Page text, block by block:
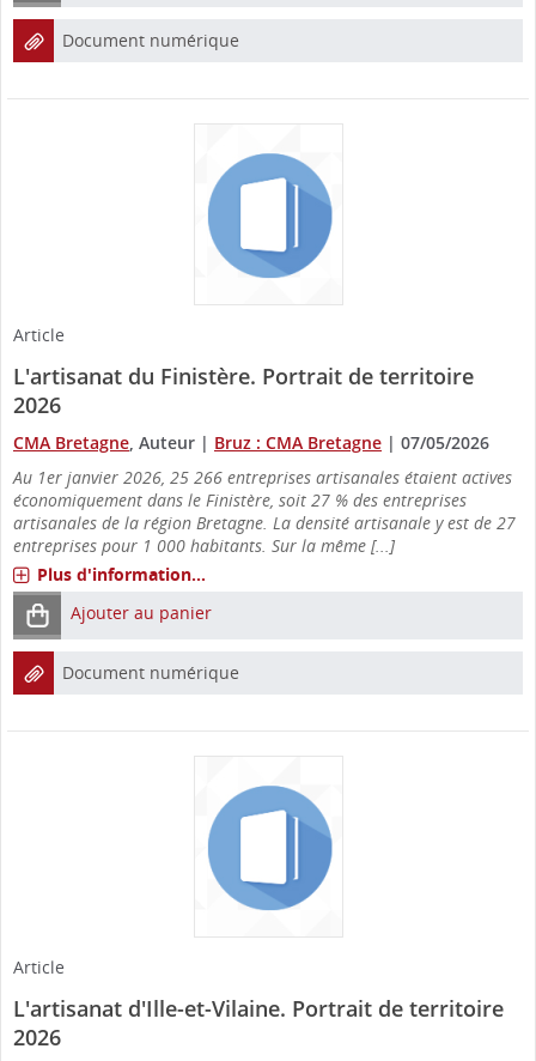
Document numérique
Article
L'artisanat du Finistère. Portrait de territoire
2026
CMA Bretagne , Auteur | Bruz : CMA Bretagne | 07/05/2026
Au 1er janvier 2026, 25 266 entreprises artisanales étaient actives
économiquement dans le Finistère, soit 27 % des entreprises
artisanales de la région Bretagne. La densité artisanale y est de 27
entreprises pour 1 000 habitants. Sur la même [...]
Plus d'information...
Ajouter au panier
Document numérique
Article
L'artisanat d'Ille-et-Vilaine. Portrait de territoire
2026